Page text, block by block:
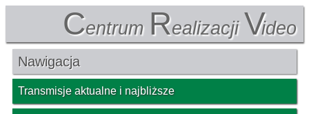
Centrum Realizacji Video
Nawigacja
Transmisje aktualne i najbliższe